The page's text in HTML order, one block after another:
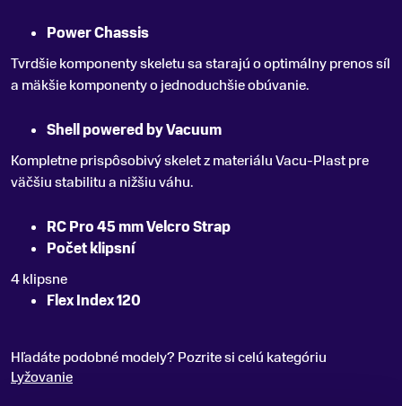
Power Chassis
Tvrdšie komponenty skeletu sa starajú o optimálny prenos síl
a mäkšie komponenty o jednoduchšie obúvanie.
Shell powered by Vacuum
Kompletne prispôsobivý skelet z materiálu Vacu-Plast pre
väčšiu stabilitu a nižšiu váhu.
RC Pro 45 mm Velcro Strap
Počet klipsní
4 klipsne
Flex Index 120
Hľadáte podobné modely? Pozrite si celú kategóriu
Lyžovanie